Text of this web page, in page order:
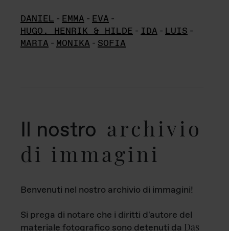
DANIEL - EMMA - EVA -
HUGO, HENRIK & HILDE - IDA - LUIS -
MARTA - MONIKA - SOFIA
Il nostro archivio
di immagini
Benvenuti nel nostro archivio di immagini!
Si prega di notare che i diritti d'autore del
materiale fotografico sono detenuti da Das